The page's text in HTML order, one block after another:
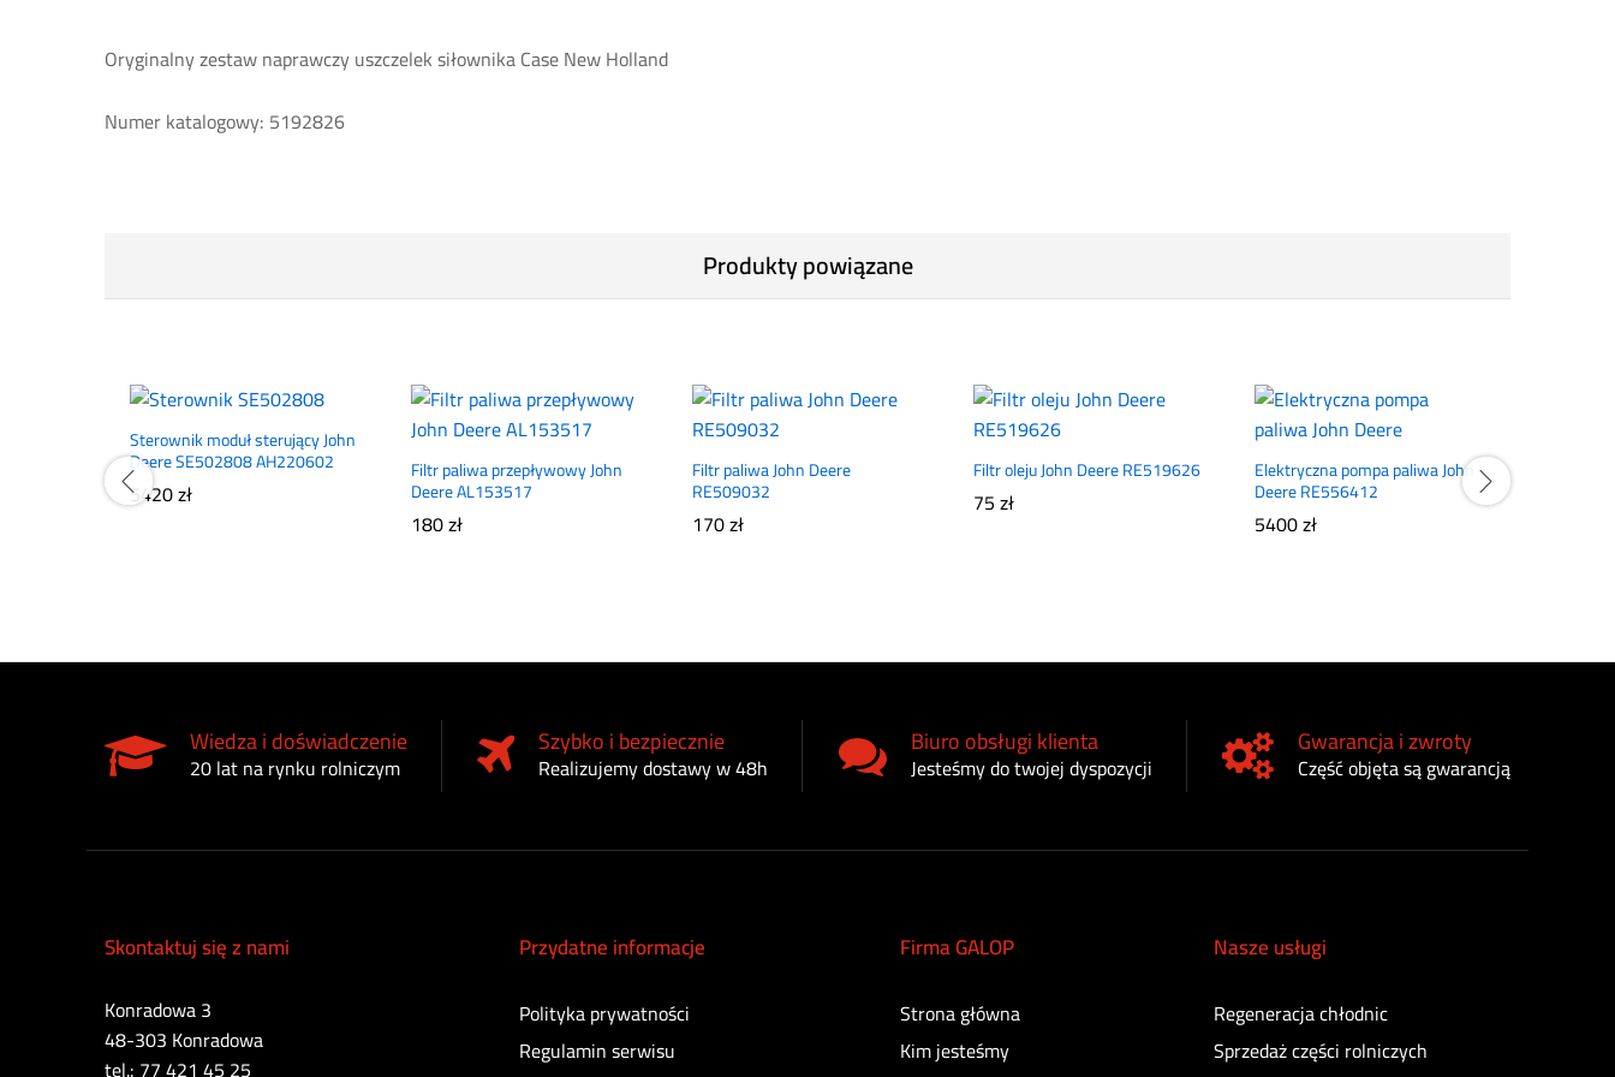
Oryginalny zestaw naprawczy uszczelek siłownika Case New Holland
Numer katalogowy: 5192826
Produkty powiązane
Sterownik moduł sterujący John
Deere SE502808 AH220602
5420zł
Filtr paliwa przepływowy John
Deere AL153517
180zł
Filtr paliwa John Deere
RE509032
170zł
Filtr oleju John Deere RE519626
75zł
Elektryczna pompa paliwa John
Deere RE556412
5400zł
Wiedza i doświadczenie
20 lat na rynku rolniczym
Szybko i bezpiecznie
Realizujemy dostawy w 48h
Biuro obsługi klienta
Jesteśmy do twojej dyspozycji
Gwarancja i zwroty
Część objęta są gwarancją
Skontaktuj się z nami
Konradowa 3
48-303 Konradowa
Przydatne informacje
Polityka prywatności
Regulamin serwisu
Firma GALOP
Strona główna
Kim jesteśmy
Nasze usługi
Regeneracja chłodnic
Sprzedaż części rolniczych